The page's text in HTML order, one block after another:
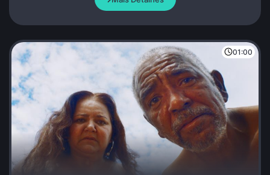
cinema, suas relações com personagens e os desafios de
01:00